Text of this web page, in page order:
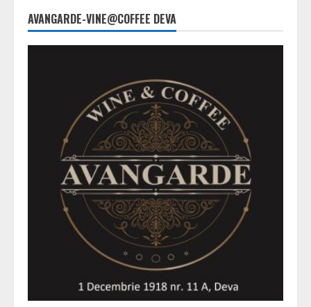
AVANGARDE-VINE@COFFEE DEVA